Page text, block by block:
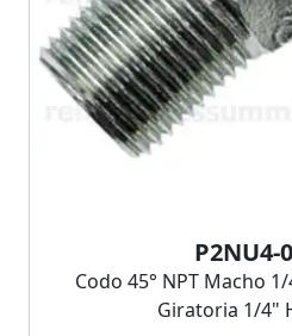
P2NU4-
Codo 45° NPT Macho
Giratoria 1/4"